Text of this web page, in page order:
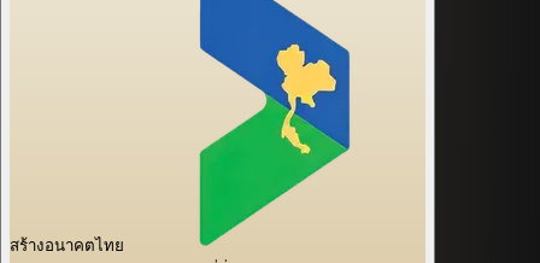
สร้างอนาคตไทย